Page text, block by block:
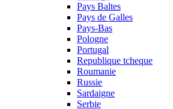
Pays Baltes
Pays de Galles
Pays-Bas
Pologne
Portugal
Republique tcheque
Roumanie
Russie
Sardaigne
Serbie